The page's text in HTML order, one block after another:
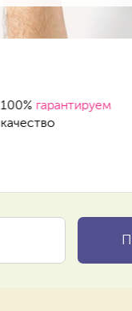
100%гарантируем
качество